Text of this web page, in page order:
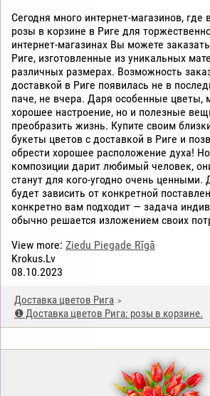
Доставка цветов Рига
❶ Доставка цветов Рига: розы в корзине.
Сегодня много интернет-магазинов, где
розы в корзине в Риге для
интернет-магазинах Вы можете
Риге, изготовленные из уникальных
различных размерах. Возможность
доставкой в Риге появилась не в
паче, не вчера. Даря особенные цветы,
хорошее настроение, но и полезные
преобразить жизнь. Купите своим
букеты цветов с доставкой в Риге и
обрести хорошее расположение духа!
композиции дарит любимый человек,
станут для кого-угодно очень ценными.
будет зависить от конкретной
конкретно вам подходит — задача
обычно решается изложением своих
View more: Ziedu Piegade Rīgā
Krokus.Lv
08.10.2023